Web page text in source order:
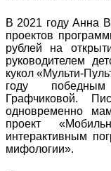
В 2021 году Анна
проектов
рублей на
руководителем
кукол «Мульти-
году
Графчиковой.
одновременно
проект
интерактивным
мифологии».